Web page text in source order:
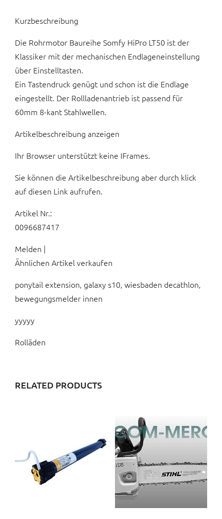
Kurzbeschreibung
Die Rohrmotor Baureihe Somfy HiPro LT50 ist der
Klassiker mit der mechanischen Endlageneinstellung
über Einstelltasten.
Ein Tastendruck genügt und schon ist die Endlage
eingestellt. Der Rollladenantrieb ist passend für
60mm 8-kant Stahlwellen.
Artikelbeschreibung anzeigen
Ihr Browser unterstützt keine IFrames.
Sie können die Artikelbeschreibung aber durch klick
auf diesen Link aufrufen.
Artikel Nr.:
0096687417
Melden |
Ähnlichen Artikel verkaufen
ponytail extension, galaxy s10, wiesbaden decathlon,
bewegungsmelder innen
yyyyy
Rolläden
RELATED PRODUCTS